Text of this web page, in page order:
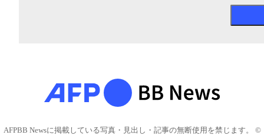
AFPBB Newsに掲載している写真・見出し・記事の無断使用を禁じます。 ©